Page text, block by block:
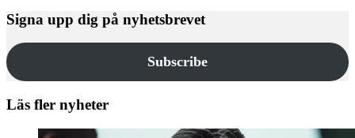
Signa upp dig på nyhetsbrevet
Subscribe
Läs fler nyheter